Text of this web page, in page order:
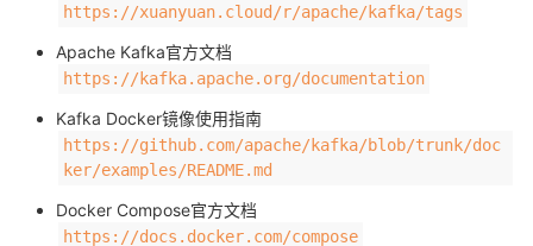
https://xuanyuan.cloud/r/apache/kafka/tags
Apache Kafka官方文档
https://kafka.apache.org/documentation
Kafka Docker镜像使用指南
https://github.com/apache/kafka/blob/trunk/doc
ker/examples/README.md
Docker Compose官方文档
https://docs.docker.com/compose